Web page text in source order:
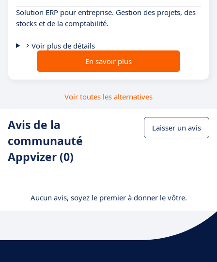
Solution ERP pour entreprise. Gestion des projets, des
stocks et de la comptabilité.
Voir plus de détails
En savoir plus
Voir toutes les alternatives
Avis de la
communauté
Appvizer (0)
Laisser un avis
Aucun avis, soyez le premier à donner le vôtre.